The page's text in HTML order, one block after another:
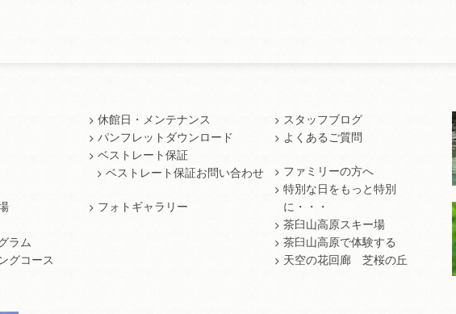
ラム
グコース
休館日・メンテナンス
パンフレットダウンロード
ベストレート保証
ベストレート保証お問い合わせ
フォトギャラリー
スタッフブログ
よくあるご質問
ファミリーの方へ
特別な日をもっと特別
に・・・
茶臼山高原スキー場
茶臼山高原で体験する
天空の花回廊 芝桜の丘